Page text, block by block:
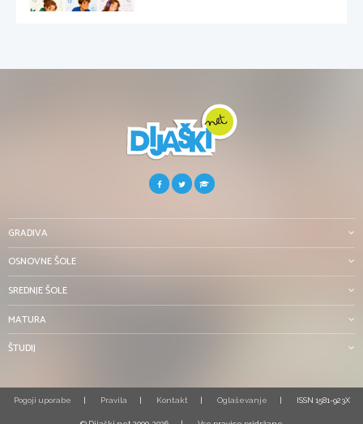
GRADIVA
OSNOVNE ŠOLE
SREDNJE ŠOLE
MATURA
ŠTUDIJ
Pogoji uporabe Pravila Kontakt Oglaševanje ISSN 1581-923X